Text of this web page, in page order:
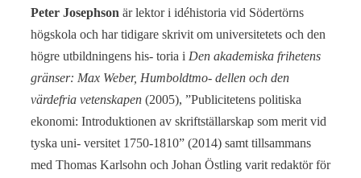
Peter Josephson är lektor i idéhistoria vid Södertörns
högskola och har tidigare skrivit om universitetets och den
högre utbildningens his- toria i Den akademiska frihetens
gränser: Max Weber, Humboldtmo- dellen och den
värdefria vetenskapen (2005), ”Publicitetens politiska
ekonomi: Introduktionen av skriftställarskap som merit vid
tyska uni- versitet 1750-1810” (2014) samt tillsammans
med Thomas Karlsohn och Johan Östling varit redaktör för